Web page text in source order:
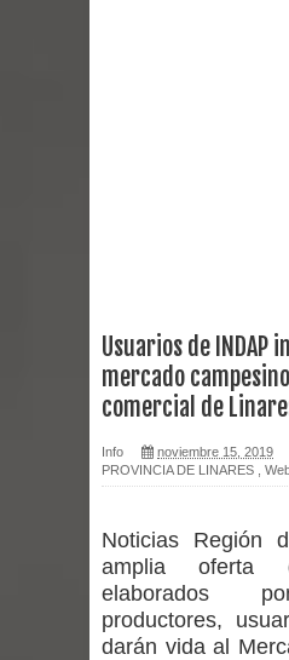
Alerta por
Matrimonios
Departamento
Curicó
Usuarios de INDAP
mercado
comercial de
Info noviembre 15, 2019
PROVINCIA DE LINARES
Noticias Región
amplia oferta
elaborados
productores,
darán vida al